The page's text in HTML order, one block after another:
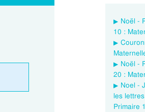
Noël -
10 :
Noël -
20 :
Noel -
les
Primaire 1